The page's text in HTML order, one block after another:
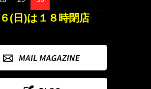
(日)は１８時閉店